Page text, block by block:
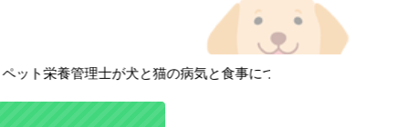
ト栄養管理士が犬と猫の病気と食事について徹底解説しています！